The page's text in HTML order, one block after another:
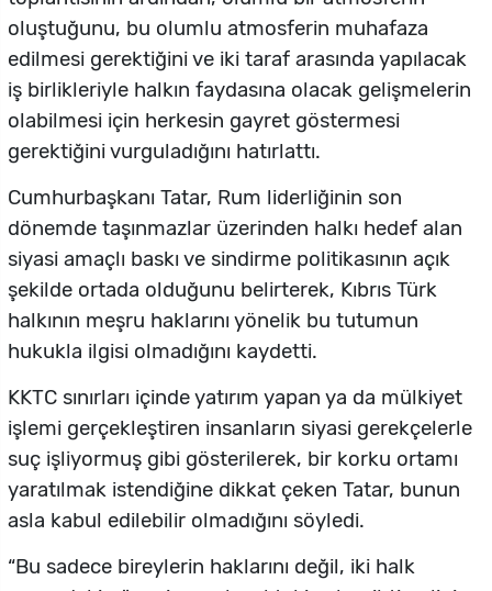
oluştuğunu, bu olumlu atmosferin muhafaza
edilmesi gerektiğini ve iki taraf arasında yapılacak
iş birlikleriyle halkın faydasına olacak gelişmelerin
olabilmesi için herkesin gayret göstermesi
gerektiğini vurguladığını hatırlattı.
Cumhurbaşkanı Tatar, Rum liderliğinin son
dönemde taşınmazlar üzerinden halkı hedef alan
siyasi amaçlı baskı ve sindirme politikasının açık
şekilde ortada olduğunu belirterek, Kıbrıs Türk
halkının meşru haklarını yönelik bu tutumun
hukukla ilgisi olmadığını kaydetti.
KKTC sınırları içinde yatırım yapan ya da mülkiyet
işlemi gerçekleştiren insanların siyasi gerekçelerle
suç işliyormuş gibi gösterilerek, bir korku ortamı
yaratılmak istendiğine dikkat çeken Tatar, bunun
asla kabul edilebilir olmadığını söyledi.
“Bu sadece bireylerin haklarını değil, iki halk